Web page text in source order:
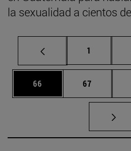
la sexualidad a cientos
Página
1
Página
66 Página
67